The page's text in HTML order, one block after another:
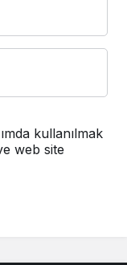
kullanılmak
web site